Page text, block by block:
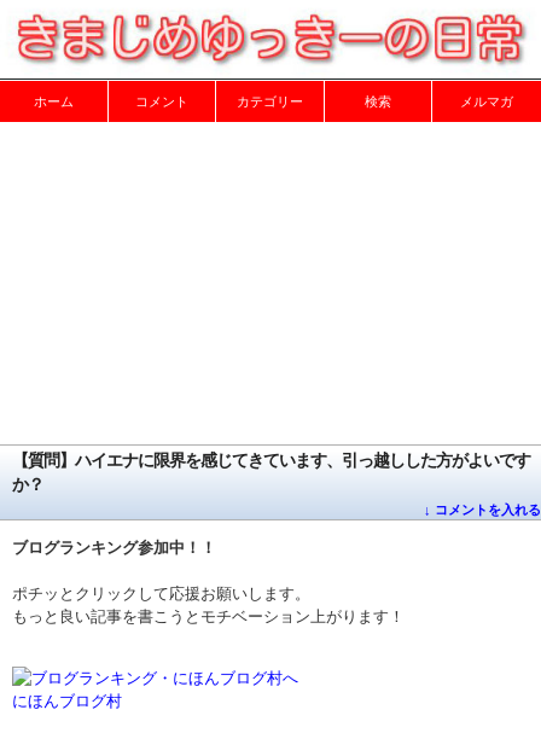
ホーム コメント カテゴリー 検索 メルマガ
【質問】ハイエナに限界を感じてきています、引っ越しした方がよいです
か？
↓ コメントを入れる
ブログランキング参加中！！
ポチッとクリックして応援お願いします。
もっと良い記事を書こうとモチベーション上がります！
にほんブログ村